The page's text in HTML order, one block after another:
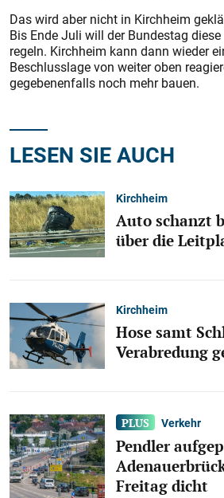
Das wird aber nicht in Kirchheim
Bis Ende Juli will der Bundestag
regeln. Kirchheim kann dann wieder
Beschlusslage von weiter oben
gegebenenfalls noch mehr bauen.
LESEN SIE AUCH
Kirchheim
Auto schanzt
über die
Kirchheim
Hose samt
Verabredung
Verkehr
Pendler
Freitag dicht